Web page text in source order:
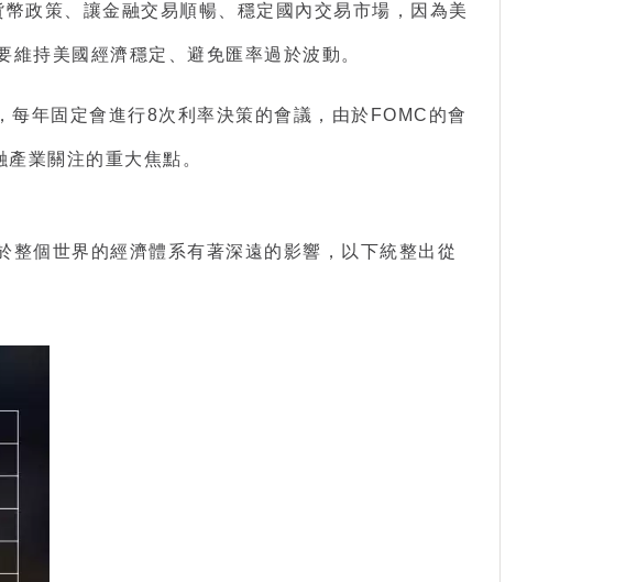
政策、讓金融交易順暢、穩定國內交易市場，因為美
持美國經濟穩定、避免匯率過於波動。
年固定會進行8次利率決策的會議，由於FOMC的會
業關注的重大焦點。
個世界的經濟體系有著深遠的影響，以下統整出從